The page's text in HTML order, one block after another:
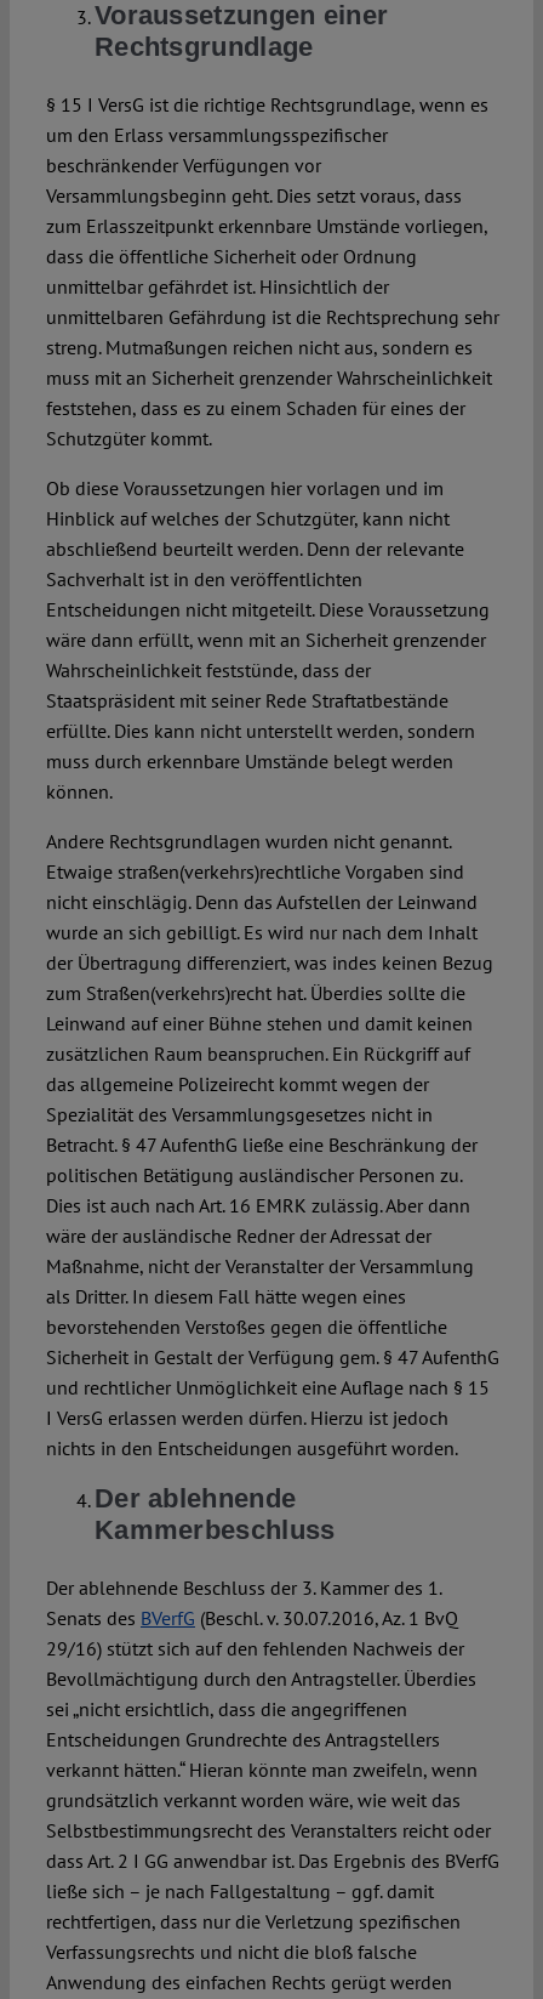
Voraussetzungen einer
Rechtsgrundlage
§ 15 I VersG ist die richtige Rechtsgrundlage, wenn es
um den Erlass versammlungsspezifischer
beschränkender Verfügungen vor
Versammlungsbeginn geht. Dies setzt voraus, dass
zum Erlasszeitpunkt erkennbare Umstände vorliegen,
dass die öffentliche Sicherheit oder Ordnung
unmittelbar gefährdet ist. Hinsichtlich der
unmittelbaren Gefährdung ist die Rechtsprechung sehr
streng. Mutmaßungen reichen nicht aus, sondern es
muss mit an Sicherheit grenzender Wahrscheinlichkeit
feststehen, dass es zu einem Schaden für eines der
Schutzgüter kommt.
Ob diese Voraussetzungen hier vorlagen und im
Hinblick auf welches der Schutzgüter, kann nicht
abschließend beurteilt werden. Denn der relevante
Sachverhalt ist in den veröffentlichten
Entscheidungen nicht mitgeteilt. Diese Voraussetzung
wäre dann erfüllt, wenn mit an Sicherheit grenzender
Wahrscheinlichkeit feststünde, dass der
Staatspräsident mit seiner Rede Straftatbestände
erfüllte. Dies kann nicht unterstellt werden, sondern
muss durch erkennbare Umstände belegt werden
können.
Andere Rechtsgrundlagen wurden nicht genannt.
Etwaige straßen(verkehrs)rechtliche Vorgaben sind
nicht einschlägig. Denn das Aufstellen der Leinwand
wurde an sich gebilligt. Es wird nur nach dem Inhalt
der Übertragung differenziert, was indes keinen Bezug
zum Straßen(verkehrs)recht hat. Überdies sollte die
Leinwand auf einer Bühne stehen und damit keinen
zusätzlichen Raum beanspruchen. Ein Rückgriff auf
das allgemeine Polizeirecht kommt wegen der
Spezialität des Versammlungsgesetzes nicht in
Betracht. § 47 AufenthG ließe eine Beschränkung der
politischen Betätigung ausländischer Personen zu.
Dies ist auch nach Art. 16 EMRK zulässig. Aber dann
wäre der ausländische Redner der Adressat der
Maßnahme, nicht der Veranstalter der Versammlung
als Dritter. In diesem Fall hätte wegen eines
bevorstehenden Verstoßes gegen die öffentliche
Sicherheit in Gestalt der Verfügung gem. § 47 AufenthG
und rechtlicher Unmöglichkeit eine Auflage nach § 15
I VersG erlassen werden dürfen. Hierzu ist jedoch
nichts in den Entscheidungen ausgeführt worden.
Der ablehnende
Kammerbeschluss
Der ablehnende Beschluss der 3. Kammer des 1.
Senats des BVerfG (Beschl. v. 30.07.2016, Az. 1 BvQ
29/16) stützt sich auf den fehlenden Nachweis der
Bevollmächtigung durch den Antragsteller. Überdies
sei „nicht ersichtlich, dass die angegriffenen
Entscheidungen Grundrechte des Antragstellers
verkannt hätten.“ Hieran könnte man zweifeln, wenn
grundsätzlich verkannt worden wäre, wie weit das
Selbstbestimmungsrecht des Veranstalters reicht oder
dass Art. 2 I GG anwendbar ist. Das Ergebnis des BVerfG
ließe sich – je nach Fallgestaltung – ggf. damit
rechtfertigen, dass nur die Verletzung spezifischen
Verfassungsrechts und nicht die bloß falsche
Anwendung des einfachen Rechts gerügt werden